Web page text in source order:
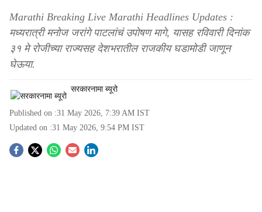
Marathi Breaking Live Marathi Headlines Updates :
मध्यरात्री मनोज जरांगे पाटलांचं उपोषण मागे, यासह रविवारी दिनांक
३१ मे रोजीच्या राज्यसह देशभरातील राजकीय घडामोडी जाणून
घेऊया.
सरकारनामा ब्यूरो
Published on :31 May 2026, 7:39 AM IST
Updated on :31 May 2026, 9:54 PM IST
S